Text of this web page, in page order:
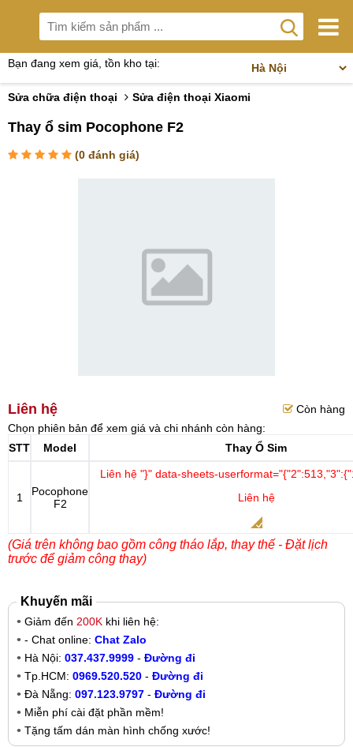
Bạn đang xem giá, tồn kho tại:
Sửa chữa điện thoại Sửa điện thoại Xiaomi
Thay ổ sim Pocophone F2
(0 đánh giá)
Liên hệ
Còn hàng
Chọn phiên bản để xem giá và chi nhánh còn hàng:
STT
Model Thay Ổ Sim
1
Pocophone
F2
Liên hệ "}" data-sheets-
Liên hệ
(Giá trên không bao gồm công tháo lắp, thay thế - Đặt lịch
trước để giảm công thay)
Khuyến mãi
Giảm đến 200K khi liên hệ:
- Chat online: Chat Zalo
Hà Nội: 037.437.9999 - Đường đi
Tp.HCM: 0969.520.520 - Đường đi
Đà Nẵng: 097.123.9797 - Đường đi
Miễn phí cài đặt phần mềm!
Tặng tấm dán màn hình chống xước!